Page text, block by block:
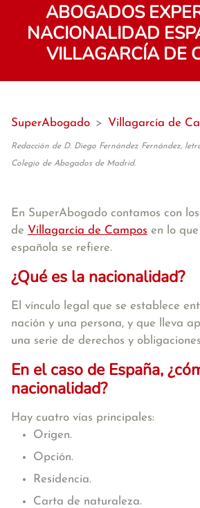
ABOGADOS
NACIONALIDAD
VILLAGARCÍA DE
SuperAbogado > Villagarcía de
Redacción de D. Diego Fernández Fernández,
Colegio de Abogados de Madrid.
En SuperAbogado contamos con
de Villagarcía de Campos en lo
española se refiere.
¿Qué es la nacionalidad?
El vínculo legal que se establece
nación y una persona, y que lleva
una serie de derechos y
En el caso de España,
nacionalidad?
Hay cuatro vías principales:
Origen.
Opción.
Residencia.
Carta de naturaleza.